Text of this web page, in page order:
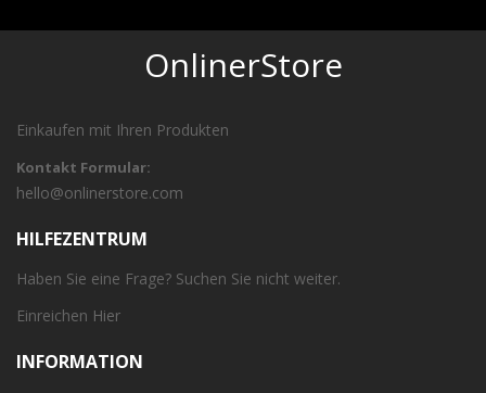
OnlinerStore
Einkaufen mit Ihren Produkten
Kontakt Formular:
hello@onlinerstore.com
HILFEZENTRUM
Haben Sie eine Frage? Suchen Sie nicht weiter.
Einreichen Hier
INFORMATION